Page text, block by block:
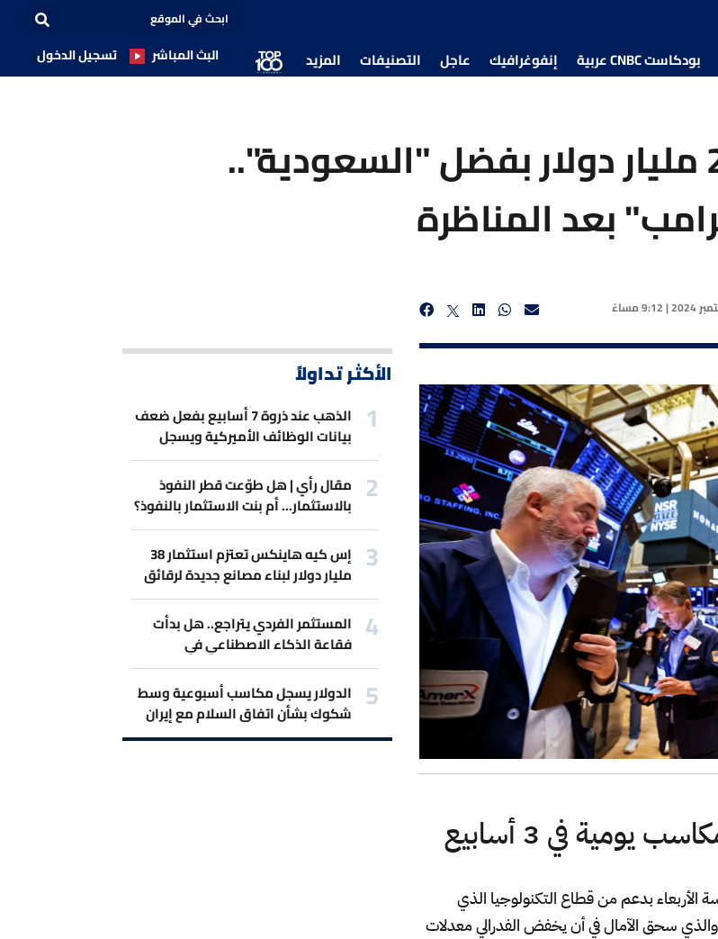
بودكاست CNBC عربية إنفوغرافيك عاجل التصنيفات المزيد البث المباشر تسجيل الدخول
أسهم Nvidia تكسب 217 مليار دولار بفضل "السعودية"..
بعد المناظرة
في 3 أسابيع
الأربعاء بدعم من قطاع التكنولوجيا الذي
سحق الآمال في أن يخفض الفدرالي معدلات
الأكثر تداولاً
الذهب عند ذروة 7 أسابيع بفعل ضعف
بيانات الوظائف الأميركية ويسجل
أفضل مكاسب أسبوعية
مقال رأي | هل طوّعت قطر النفوذ
بالاستثمار... أم بنت الاستثمار بالنفوذ؟
إس كيه هاينكس تعتزم استثمار 38
مليار دولار لبناء مصانع جديدة لرقائق
الذاكرة
المستثمر الفردي يتراجع.. هل بدأت
فقاعة الذكاء الاصطناعي في
الانكماش؟
الدولار يسجل مكاسب أسبوعية وسط
شكوك بشأن اتفاق السلام مع إيران